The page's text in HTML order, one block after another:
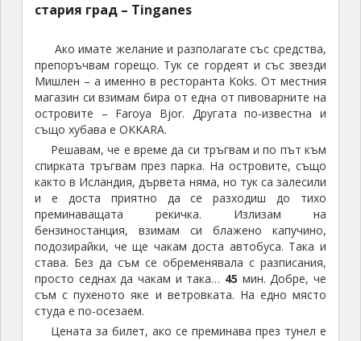
стария град – Tinganes
Ако имате желание и разполагате със средства,
препоръчвам горещо. Тук се гордеят и със звезди
Мишлен – а именно в ресторанта Koks. От местния
магазин си взимам бира от една от пивоварните на
островите – Faroya Bjor. Другата по-известна и
също хубава е OKKARA.
Решавам, че е време да си тръгвам и по път към
спирката тръгвам през парка. На островите, също
както в Исландия, дървета няма, но тук са залесили
и е доста приятно да се разходиш до тихо
преминаващата рекичка. Излизам на
бензиностанция, взимам си блажено капучино,
подозирайки, че ще чакам доста автобуса. Така и
става. Без да съм се обременявала с разписания,
просто седнах да чакам и така… 45 мин. Добре, че
съм с пухеното яке и ветровката. На едно място
студа е по-осезаем.
Цената за билет, ако се преминава през тунел е